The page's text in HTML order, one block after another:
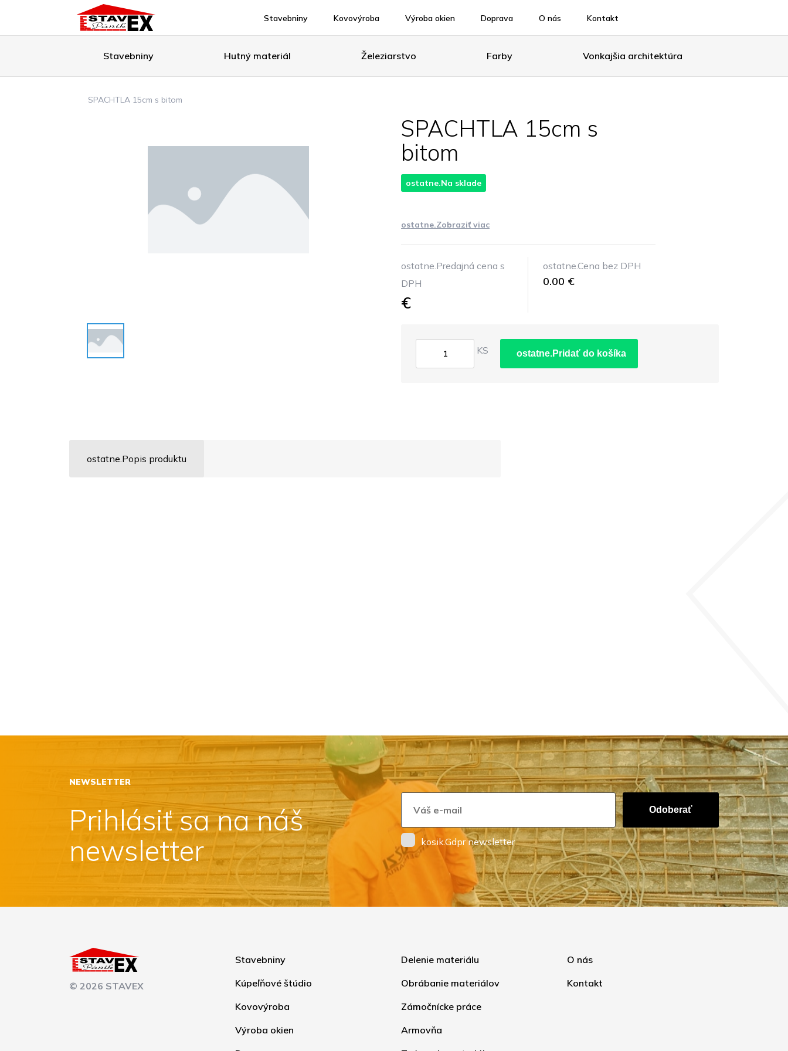
Stavebniny Kovovýroba Výroba okien Doprava O nás Kontakt
Stavebniny Hutný materiál Železiarstvo Farby Vonkajšia architektúra
SPACHTLA 15cm s bitom
SPACHTLA 15cm s
bitom
ostatne.Na sklade
ostatne.Zobraziť viac
ostatne.Predajná cena s
DPH
€
ostatne.Cena bez DPH
0.00 €
KS ostatne.Pridať do košíka
ostatne.Popis produktu
NEWSLETTER
Prihlásiť sa na náš
newsletter
Odoberať
kosik.Gdpr newsletter
© 2026 STAVEX
Stavebniny
Kúpeľňové štúdio
Kovovýroba
Výroba okien
Delenie materiálu
Obrábanie materiálov
Zámočnícke práce
Armovňa
O nás
Kontakt